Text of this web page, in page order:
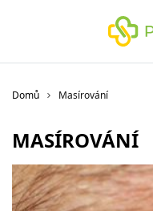
Domů Masírování
MASÍROVÁNÍ